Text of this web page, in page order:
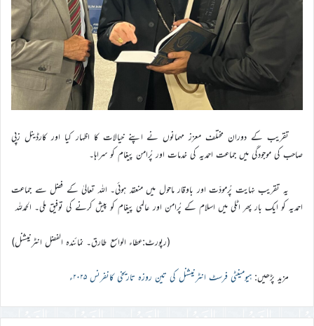
تقریب کے دوران مختلف معزز مہمانوں نے اپنے خیالات کا اظہار کیا اور کارڈینل زپی
صاحب کی موجودگی میں جماعت احمدیہ کی خدمات اور پُرامن پیغام کو سراہا۔
یہ تقریب نہایت پُرمودّت اور باوقار ماحول میں منعقد ہوئی۔ اللہ تعالیٰ کے فضل سے جماعت
احمدیہ کو ایک بار پھر اٹلی میں اسلام کے پُرامن اور عالمی پیغام کو پیش کرنے کی توفیق ملی۔ الحمدللہ
(رپورٹ:عطاء الواسع طارق۔ نمائندہ الفضل انٹرنیشنل)
مزید پڑھیں: ہیومینٹی فرسٹ انٹرنیشنل کی تین روزہ تاریخی کانفرنس ۲۰۲۵ء